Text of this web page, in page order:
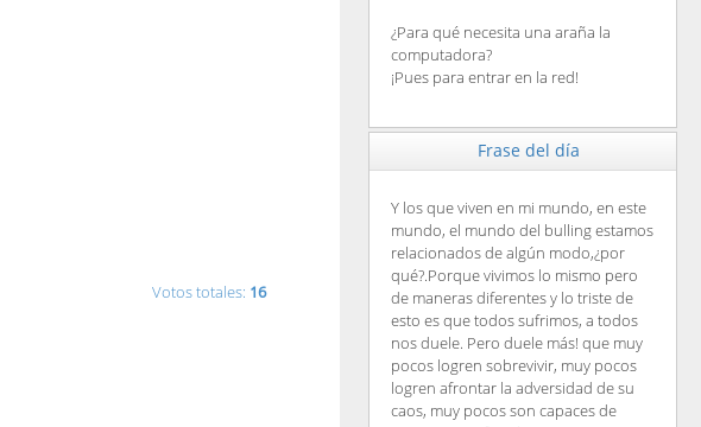
Votos totales: 16
¿Para qué necesita una araña la
computadora?
¡Pues para entrar en la red!
Frase del día
Y los que viven en mi mundo, en este
mundo, el mundo del bulling estamos
relacionados de algún modo,¿por
qué?.Porque vivimos lo mismo pero
de maneras diferentes y lo triste de
esto es que todos sufrimos, a todos
nos duele. Pero duele más! que muy
pocos logren sobrevivir, muy pocos
logren afrontar la adversidad de su
caos, muy pocos son capaces de